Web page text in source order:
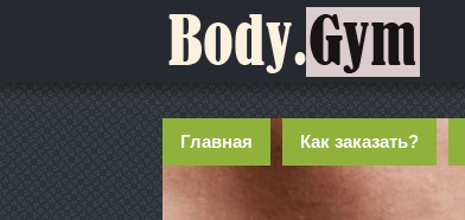
Главная Как заказать?